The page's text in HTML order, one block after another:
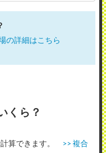
の詳細はこちら
くら？
算できます。
>> 複合